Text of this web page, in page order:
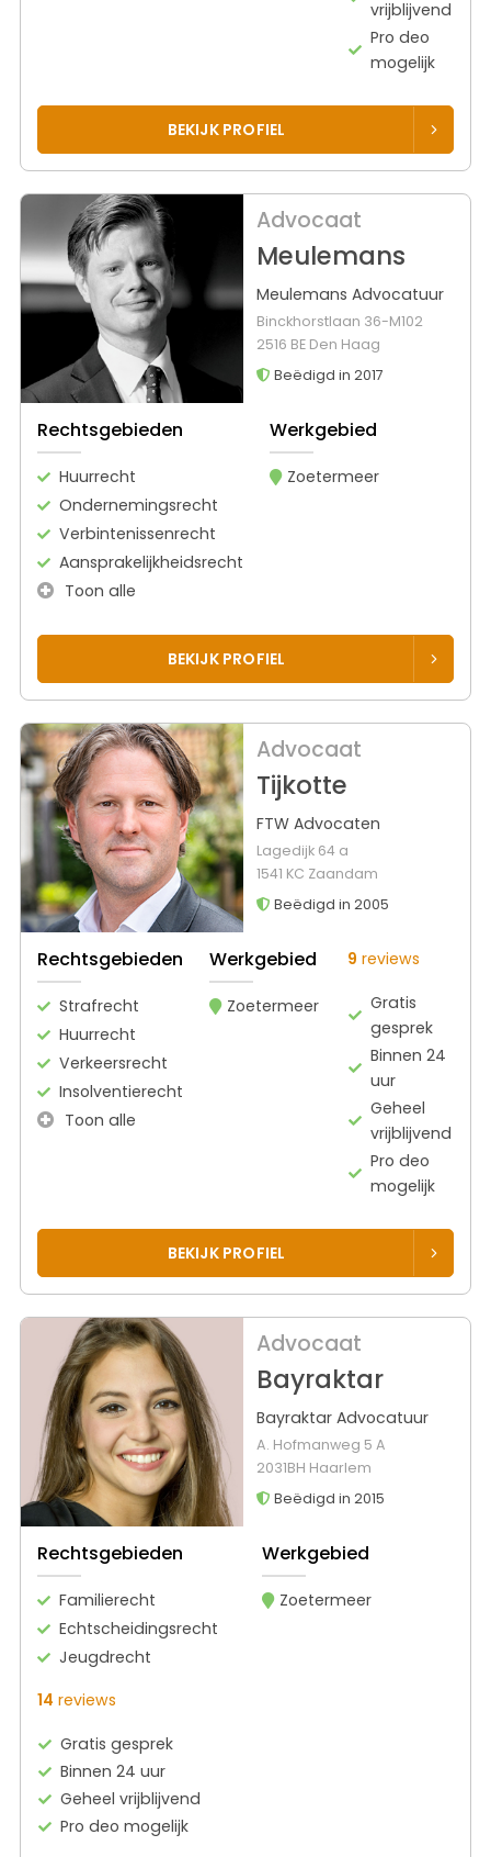
vrijblijvend
Pro deo
mogelijk
BEKIJK PROFIEL
Advocaat
Meulemans
Meulemans Advocatuur
Binckhorstlaan 36-M102
2516 BE Den Haag
Beëdigd in 2017
Rechtsgebieden
Huurrecht
Ondernemingsrecht
Verbintenissenrecht
Aansprakelijkheidsrecht
Toon alle
Werkgebied
Zoetermeer
BEKIJK PROFIEL
Advocaat
Tijkotte
FTW Advocaten
Lagedijk 64 a
1541 KC Zaandam
Beëdigd in 2005
Rechtsgebieden
Strafrecht
Huurrecht
Verkeersrecht
Insolventierecht
Toon alle
Werkgebied
Zoetermeer
9 reviews
Gratis
gesprek
Binnen 24
uur
Geheel
vrijblijvend
Pro deo
mogelijk
BEKIJK PROFIEL
Advocaat
Bayraktar
Bayraktar Advocatuur
A. Hofmanweg 5 A
2031BH Haarlem
Beëdigd in 2015
Rechtsgebieden
Familierecht
Echtscheidingsrecht
Jeugdrecht
Werkgebied
Zoetermeer
14 reviews
Gratis gesprek
Binnen 24 uur
Geheel vrijblijvend
Pro deo mogelijk